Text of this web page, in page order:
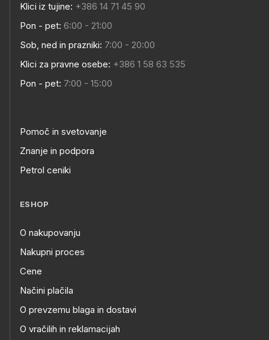
Klici iz tujine: +386 14 71 45 90
Pon - pet: 6:00 - 21:00
Sob, ned in prazniki: 7:00 - 20:00
Klici za pravne osebe: +386 1 58 63 535
Pon - pet: 7:00 - 15:00
Pomoč in svetovanje
Znanje in podpora
Petrol ceniki
ESHOP
O nakupovanju
Nakupni proces
Cene
Načini plačila
O prevzemu blaga in dostavi
O vračilih in reklamacijah